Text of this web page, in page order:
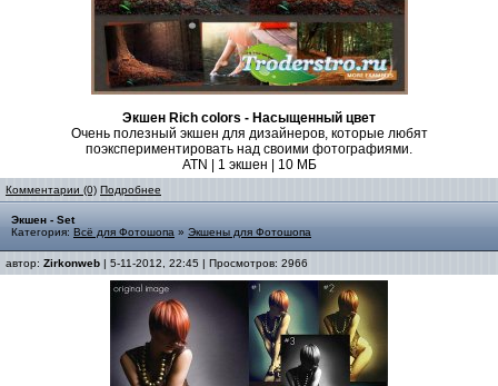
Экшен Rich сolors - Насыщенный цвет
Очень полезный экшен для дизайнеров, которые любят
поэкспериментировать над своими фотографиями.
ATN | 1 экшен | 10 МБ
Комментарии (0) Подробнее
Экшен - Set
Категория: Всё для Фотошопа » Экшены для Фотошопа
автор: Zirkonweb | 5-11-2012, 22:45 | Просмотров: 2966